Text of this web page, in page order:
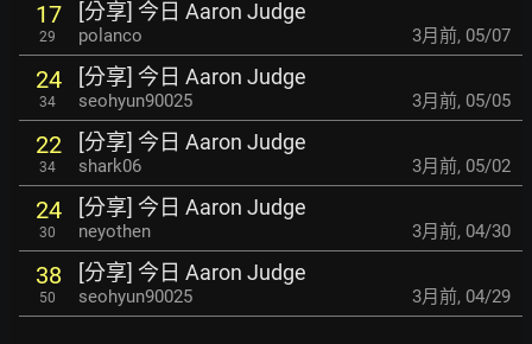
17
29
[分享] 今日 Aaron Judge
polanco 3月前, 05/07
24
34
[分享] 今日 Aaron Judge
seohyun90025 3月前, 05/05
22
34
[分享] 今日 Aaron Judge
shark06 3月前, 05/02
24
30
[分享] 今日 Aaron Judge
neyothen 3月前, 04/30
38
50
[分享] 今日 Aaron Judge
seohyun90025 3月前, 04/29